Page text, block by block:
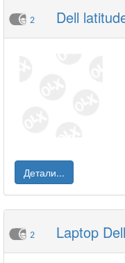
2 Dell
Детали...
2 Laptop